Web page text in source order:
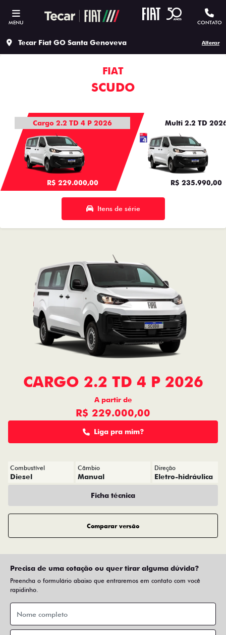
MENU CONTATO
Tecar Fiat GO Santa Genoveva Alterar
FIAT
SCUDO
Cargo 2.2 TD 4 P 2026
R$ 229.000,00
Multi 2.2 TD
R$ 235.990,00
Itens de série
CARGO 2.2 TD 4 P 2026
A partir de
R$ 229.000,00
Liga pra mim?
Combustível
Diesel
Câmbio
Manual
Direção
Eletro-hidráulica
Ficha técnica
Comparar versão
Precisa de uma cotação ou quer tirar alguma dúvida?
Preencha o formulário abaixo que entraremos em contato com você
rapidinho.